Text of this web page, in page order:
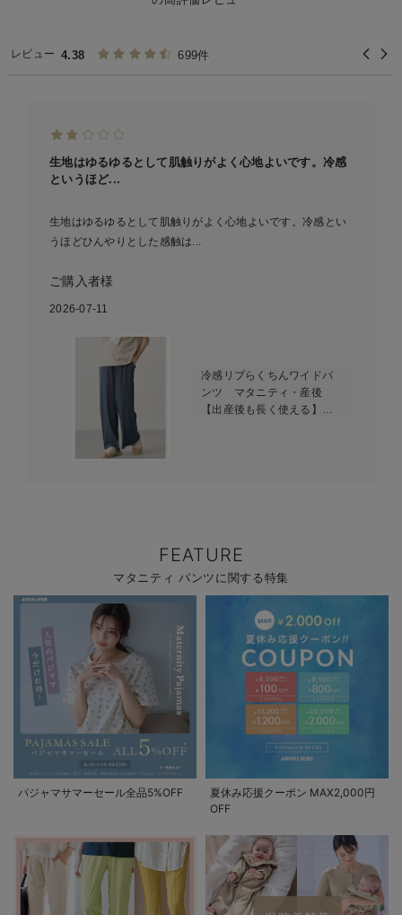
レビュー 4.38 699件
生地はゆるゆるとして肌触りがよく心地よいです。冷感
というほど...
生地はゆるゆるとして肌触りがよく心地よいです。冷感とい
うほどひんやりとした感触は...
ご購入者様
2026-07-11
冷感リブらくちんワイドパ
ンツ マタニティ・産後
【出産後も長く使える】
FEATURE
マタニティ パンツに関する特集
パジャマサマーセール全品5%OFF
夏休み応援クーポン MAX2,000円
OFF